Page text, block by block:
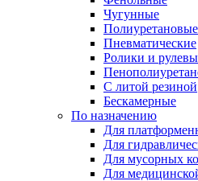
Чугунные
Полиуретановые
Пневматические
Ролики и
С литой резиной
Бескамерные
По назначению
Для
Для
Для мусорных
Для